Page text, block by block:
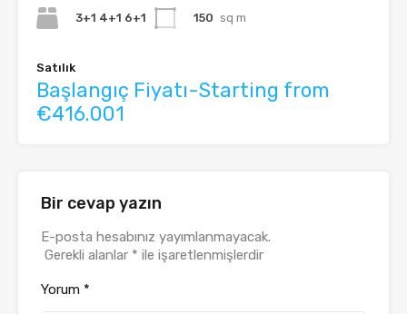
3+1 4+1 6+1
150 sq m
Satılık
Başlangıç Fiyatı-Starting from
€416.001
Bir cevap yazın
E-posta hesabınız yayımlanmayacak.
Gerekli alanlar * ile işaretlenmişlerdir
Yorum *